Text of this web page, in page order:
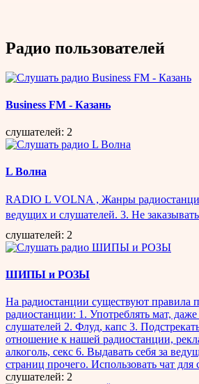
Радио пользователей
Business FM - Казань
слушателей: 2
L Волна
RADIO L VOLNA , Жанры
ведущих и слушателей. 3. Не
слушателей: 2
ШИПЫ и РОЗЫ
На радиостанции существуют правила
радиостанции: 1. Употреблять мат,
слушателей 2. Флуд, капс 3.
отношение к нашей радиостанции,
алкоголь, секс 6. Выдавать себя за
страниц прочего. Использовать чат
слушателей: 2